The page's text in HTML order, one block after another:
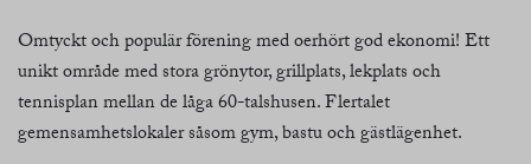
Omtyckt och populär förening med oerhört god ekonomi! Ett
unikt område med stora grönytor, grillplats, lekplats och
tennisplan mellan de låga 60-talshusen. Flertalet
gemensamhetslokaler såsom gym, bastu och gästlägenhet.